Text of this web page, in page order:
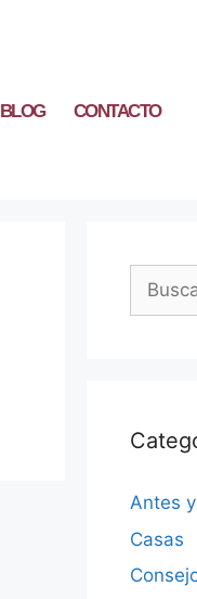
BLOG CONTACTO
Antes
Casas